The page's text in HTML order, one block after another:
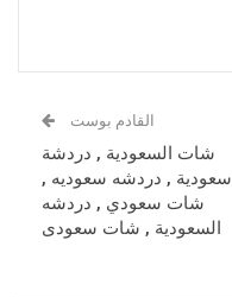
القادم بوست
شات السعودية , دردشة
سعودية , دردشه سعوديه ,
شات سعودي , دردشه
السعودية , شات سعودى